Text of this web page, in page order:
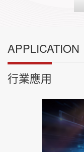
APPLICATION
行業應用